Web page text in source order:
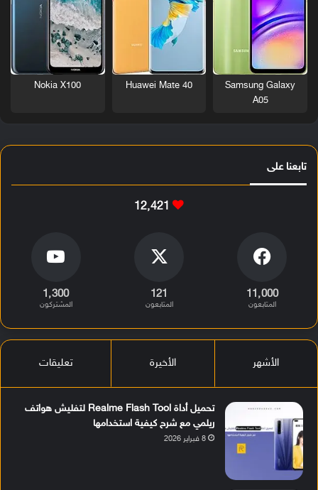
Samsung Galaxy
A05
Huawei Mate 40
Nokia X100
تابعنا على
12٬421
11٬000
المتابعون
121
المتابعون
1٬300
المشتركون
الأشهر الأخيرة تعليقات
تحميل أداة Realme Flash Tool لتفليش هواتف
ريلمي مع شرح كيفية استخدامها
8 فبراير 2026